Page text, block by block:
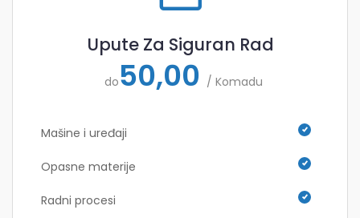
Upute Za Siguran Rad
do50,00 / Komadu
Mašine i uređaji
Opasne materije
Radni procesi